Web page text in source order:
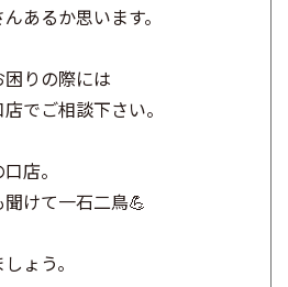
あるか思います。
りの際には
でご相談下さい。
店。
けて一石二鳥💪
ょう。